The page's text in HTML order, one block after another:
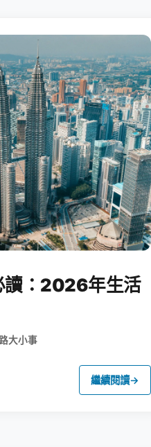
讀：2026年生活
大小事
繼續閱讀→